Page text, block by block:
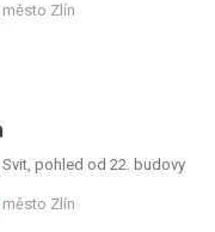
město Zlín
Svit, pohled od 22. budovy
město Zlín